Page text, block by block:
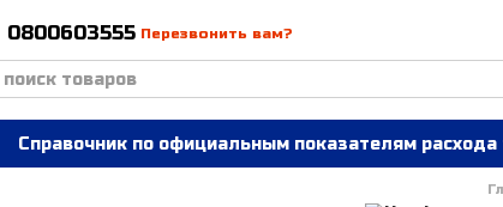
0800603555 Перезвонить вам?
Справочник по официальным показателям расхода